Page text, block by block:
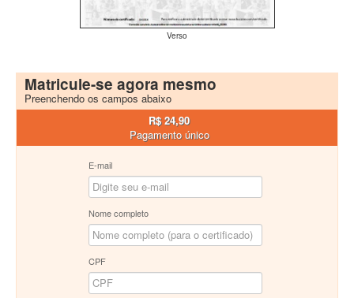
Verso
Matricule-se agora mesmo
Preenchendo os campos abaixo
R$ 24,90
Pagamento único
E-mail
Nome completo
CPF